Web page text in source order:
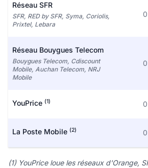
Réseau SFR
SFR, RED by SFR, Syma, Coriolis,
Prixtel, Lebara
0
Réseau Bouygues Telecom
Bouygues Telecom, Cdiscount
Mobile, Auchan Telecom, NRJ
Mobile
0
YouPrice (1) 0
La Poste Mobile (2) 0
(1) YouPrice loue les réseaux d'Orange,